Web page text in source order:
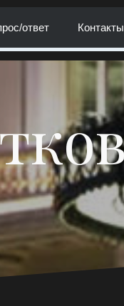
ответ Контакты